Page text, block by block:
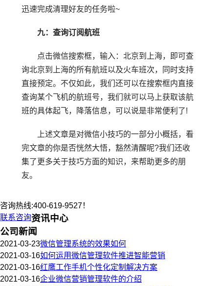
迅速完成清理好友的任务啦~
九：查询订阅航班
点击微信搜索框，输入：北京到上海，即可查
询北京到上海的所有航班以及火车班次，同时支持
直接预定。不仅如此，我们还可以在搜索框内直接
查询某个飞机的航班号，我们就可以马上获取该航
班的具体起飞，降落信息，可以说是非常便利了!
上述文章是对微信小技巧的一部分小概括，看
完文章的你是否恍然大悟，豁然清醒呢?我们还收
集了更多关于技巧方面的知识，来帮助更多的朋
友。
咨询热线:400-619-9527！
联系咨询资讯中心
公司新闻
2021-03-23微信管理系统的效果如何
2021-03-16如何运用微信管理软件推进智能营销
2021-03-16红鹰工作手机个性化定制解决方案
2021-03-16企业微信营销管理软件的介绍